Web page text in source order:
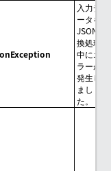
入力デ
ータを
JSON変
換処理
中にエ
ラーが
発生し
まし
た。